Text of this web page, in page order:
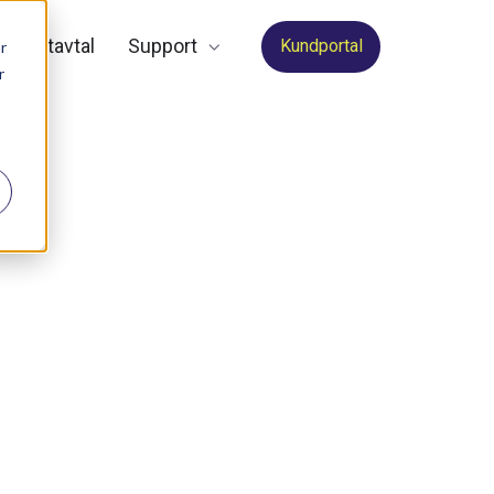
Support Kundportal